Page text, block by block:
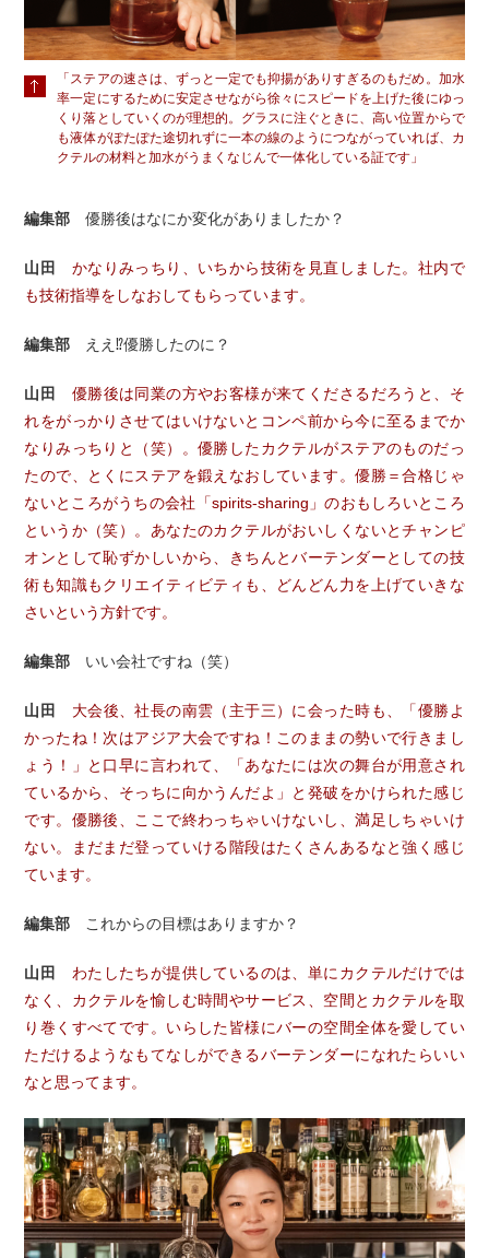
「ステアの速さは、ずっと一定でも抑揚がありすぎるのもだめ。加水
率一定にするために安定させながら徐々にスピードを上げた後にゆっ
くり落としていくのが理想的。グラスに注ぐときに、高い位置からで
も液体がぽたぽた途切れずに一本の線のようにつながっていれば、カ
クテルの材料と加水がうまくなじんで一体化している証です」
編集部 優勝後はなにか変化がありましたか？
山田
かなりみっちり、いちから技術を見直しました。社内で
も技術指導をしなおしてもらっています。
編集部 ええ⁉優勝したのに？
山田
優勝後は同業の方やお客様が来てくださるだろうと、そ
れをがっかりさせてはいけないとコンペ前から今に至るまでか
なりみっちりと（笑）。優勝したカクテルがステアのものだっ
たので、とくにステアを鍛えなおしています。優勝＝合格じゃ
ないところがうちの会社「spirits-sharing」のおもしろいところ
というか（笑）。あなたのカクテルがおいしくないとチャンピ
オンとして恥ずかしいから、きちんとバーテンダーとしての技
術も知識もクリエイティビティも、どんどん力を上げていきな
さいという方針です。
編集部 いい会社ですね（笑）
山田
大会後、社長の南雲（主于三）に会った時も、「優勝よ
かったね！次はアジア大会ですね！このままの勢いで行きまし
ょう！」と口早に言われて、「あなたには次の舞台が用意され
ているから、そっちに向かうんだよ」と発破をかけられた感じ
です。優勝後、ここで終わっちゃいけないし、満足しちゃいけ
ない。まだまだ登っていける階段はたくさんあるなと強く感じ
ています。
編集部 これからの目標はありますか？
山田
わたしたちが提供しているのは、単にカクテルだけでは
なく、カクテルを愉しむ時間やサービス、空間とカクテルを取
り巻くすべてです。いらした皆様にバーの空間全体を愛してい
ただけるようなもてなしができるバーテンダーになれたらいい
なと思ってます。